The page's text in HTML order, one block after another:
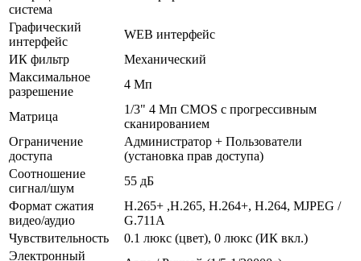
система
Графический
интерфейс
WEB интерфейс
ИК фильтр
Механический
Максимальное
разрешение
4 Мп
Матрица
1/3" 4 Мп CMOS с прогрессивным
сканированием
Ограничение
доступа
Администратор + Пользователи
(установка прав доступа)
Соотношение
сигнал/шум
55 дБ
Формат сжатия
видео/аудио
H.265+ ,H.265, H.264+, H.264, MJPEG /
G.711A
Чувствительность
0.1 люкс (цвет), 0 люкс (ИК вкл.)
Электронный